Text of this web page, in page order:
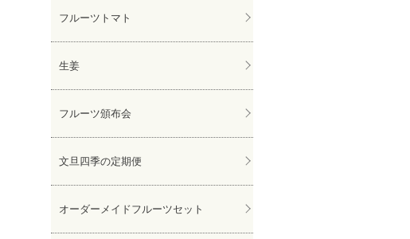
フルーツトマト
生姜
フルーツ頒布会
文旦四季の定期便
オーダーメイドフルーツセット